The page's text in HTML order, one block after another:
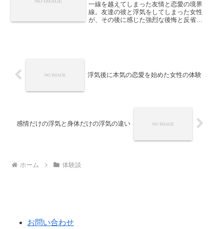
一線を越えてしまった友情と恋愛の境界
線。友達の彼と浮気をしてしまった女性
が、その後に感じた強烈な後悔と反省を
浮気後に本気の恋愛を始めた女性の体験
感情だけの浮気と身体だけの浮気の違い
ホーム 体験談
お問い合わせ